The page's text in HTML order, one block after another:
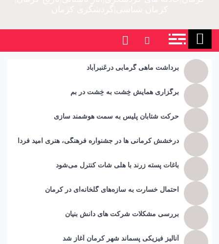
برداشت ماهی گرمابی درعَنبرآباد
برگزاری همایش خِشت به خِشت در بم
حرکت شتابان پلیس به سمت هوشمند سازی
درخشش کرمانی ها در جشنواره فرهنگی، هنری امید فردا
باغات پسته زرند با هلی شات کنترل می‌شود
احتمال خسارت به ساز‌ه‌های گلخانه‌ای در کرمان
بررسی مشکلات شرکت های دانش بنیان
آنالیز فیزیکی پسماند شهر کرمان آغاز شد